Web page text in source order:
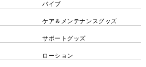
バイブ
ケア＆メンテナンスグッズ
サポートグッズ
ローション